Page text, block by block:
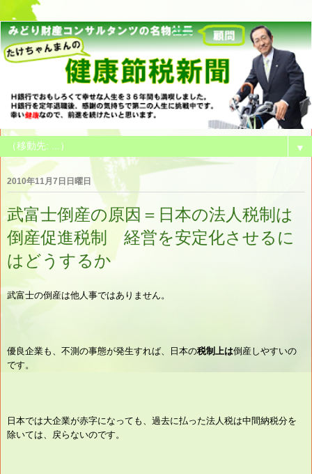
▼
2010年11月7日日曜日
武富士倒産の原因＝日本の法人税制は
倒産促進税制 経営を安定化させるに
はどうするか
武富士の倒産は他人事ではありません。
優良企業も、不測の事態が発生すれば、日本の税制上は倒産しやすいの
です。
日本では大企業が赤字になっても、過去に払った法人税は中間納税分を
除いては、戻らないのです。